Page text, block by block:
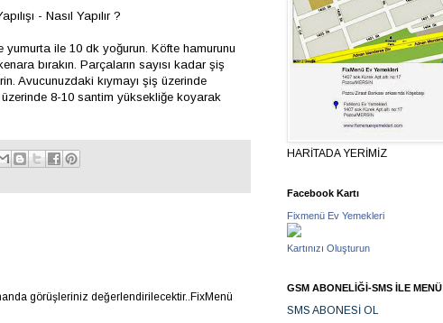
- Nasıl Yapılır ?
yumurta ile 10 dk yoğurun. Köfte hamurunu
bırakın. Parçaların sayısı kadar şiş
Avucunuzdaki kıymayı şiş üzerinde
8-10 santim yüksekliğe koyarak
görüşleriniz değerlendirilecektir..FixMenü
HARİTADA YERİMİZ
Facebook Kartı
Fixmenü Ev Yemekleri
Kartınızı Oluşturun
GSM ABONELİĞİ-SMS İLE MENÜ
SMS ABONESİ OL